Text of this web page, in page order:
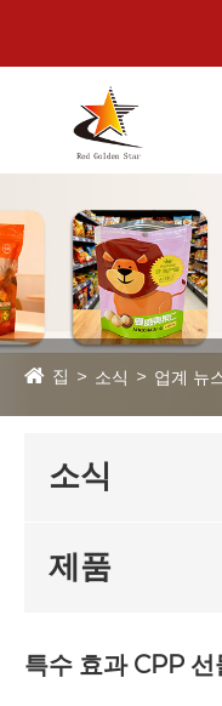
집 소식 업계 뉴
소식
제품
특수 효과 CPP